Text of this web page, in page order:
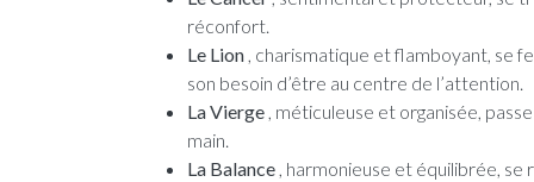
réconfort.
Le Lion , charismatique et flamboyant, se
son besoin d’être au centre de l’attention.
La Vierge , méticuleuse et organisée,
main.
La Balance , harmonieuse et équilibrée,